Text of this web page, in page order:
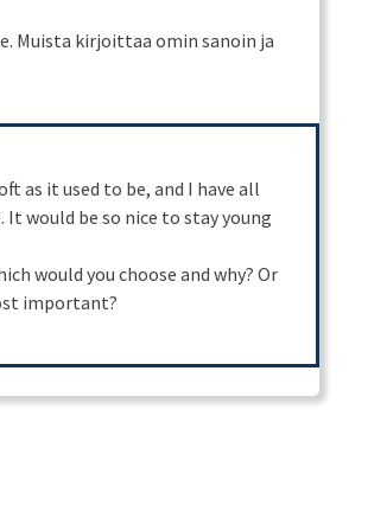
Muista kirjoittaa omin sanoin ja
as it used to be, and I have all
would be so nice to stay young
would you choose and why? Or
important?